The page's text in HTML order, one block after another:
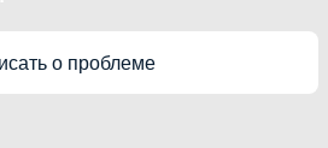
о проблеме